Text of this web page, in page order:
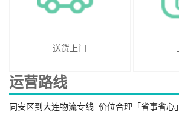
送货上门
运营路线
同安区到大连物流专线_价位合理「省事省心」